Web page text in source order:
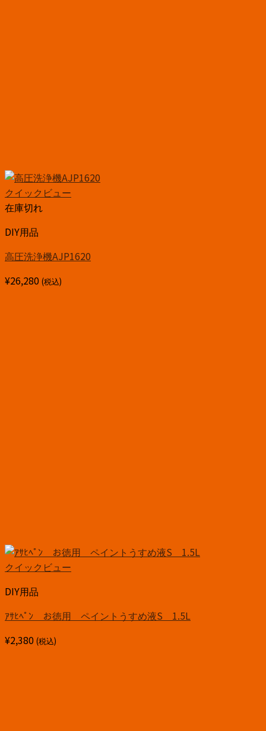
クイックビュー
在庫切れ
DIY用品
高圧洗浄機AJP1620
¥26,280 (税込)
クイックビュー
DIY用品
ｱｻﾋﾍﾟﾝ お徳用 ペイントうすめ液S 1.5L
¥2,380 (税込)